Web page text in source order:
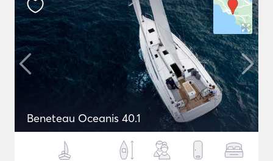
Beneteau Oceanis 40.1